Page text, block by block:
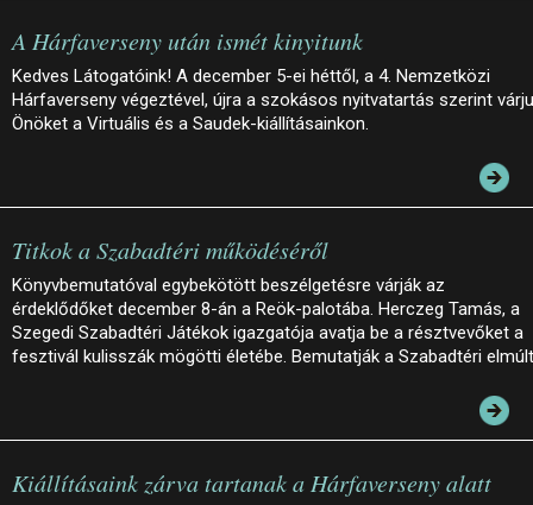
A Hárfaverseny után ismét kinyitunk
Kedves Látogatóink! A december 5-ei héttől, a 4. Nemzetközi
Hárfaverseny végeztével, újra a szokásos nyitvatartás szerint
Önöket a Virtuális és a Saudek-kiállításainkon.
Titkok a Szabadtéri működéséről
Könyvbemutatóval egybekötött beszélgetésre várják az
érdeklődőket december 8-án a Reök-palotába. Herczeg Tamás, a
Szegedi Szabadtéri Játékok igazgatója avatja be a résztvevőket a
fesztivál kulisszák mögötti életébe. Bemutatják a Szabadtéri
Kiállításaink zárva tartanak a Hárfaverseny alatt